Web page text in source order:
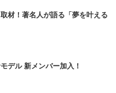
材！著名人が語る「夢を叶える
デル 新メンバー加入！